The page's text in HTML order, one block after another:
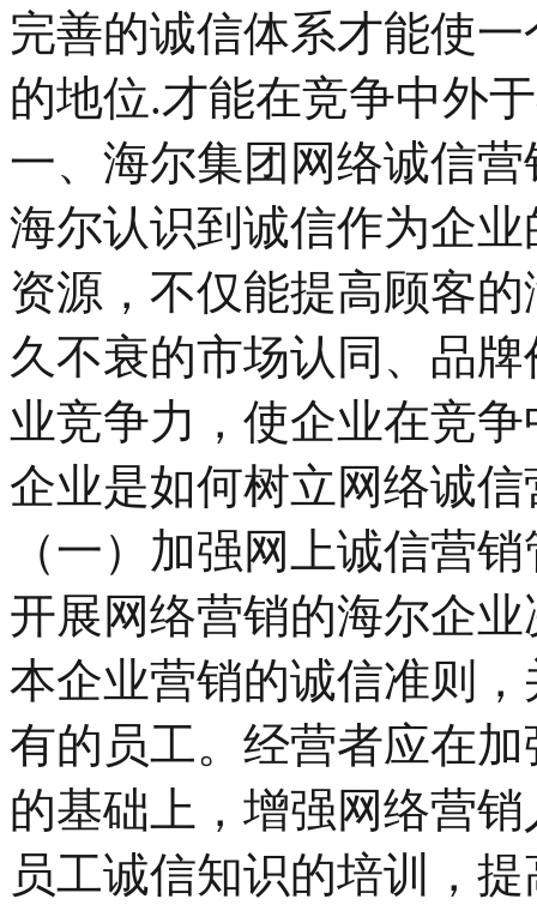
完善的诚信体系才能使
的地位.才能在竞争中外
一、海尔集团网络诚信
海尔认识到诚信作为企
资源，不仅能提高顾客
久不衰的市场认同、品
业竞争力，使企业在竞
企业是如何树立网络诚
（一）加强网上诚信营
开展网络营销的海尔企
本企业营销的诚信准则
有的员工。经营者应在
的基础上，增强网络营
员工诚信知识的培训，